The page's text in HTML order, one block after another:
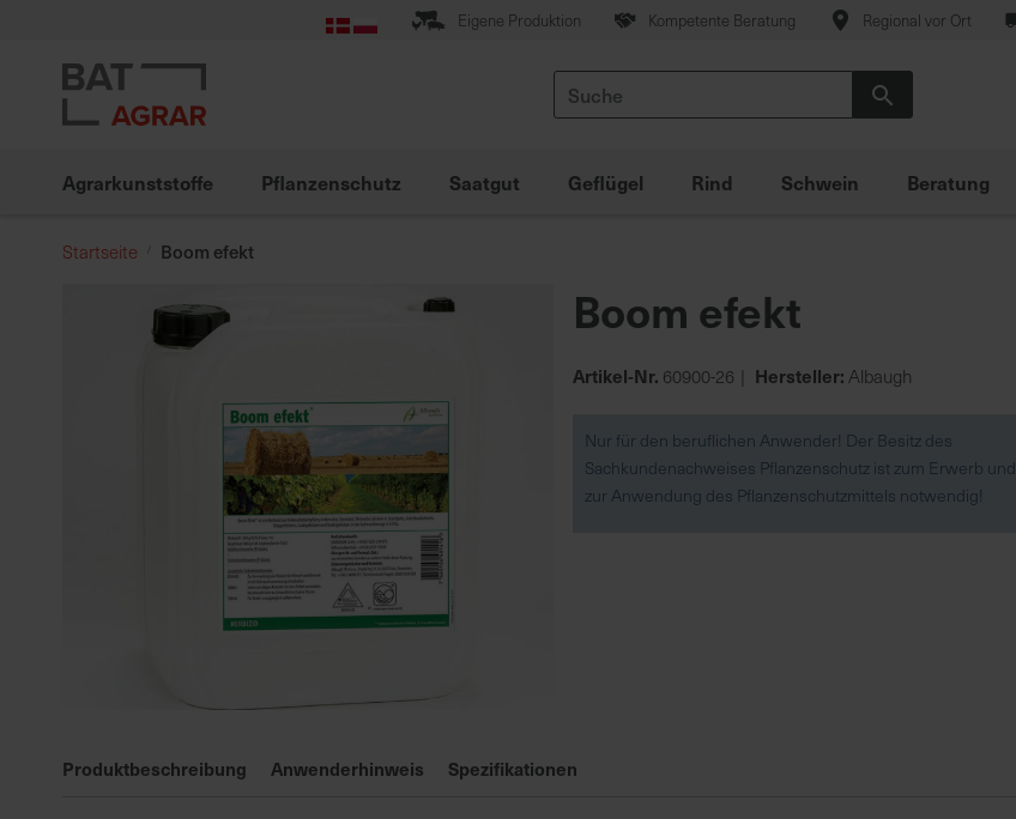
springen
Eigene Produktion Kompetente Beratung Regional vor Ort
Suche
Agrarkunststoffe Pflanzenschutz Saatgut Geflügel Rind Schwein Beratung
Startseite Boom efekt
der
Boom efekt
Artikel-Nr. 60900-26 Hersteller: Albaugh
Nur für den beruflichen Anwender! Der Besitz des
Sachkundenachweises Pflanzenschutz ist zum Erwerb und
zur Anwendung des Pflanzenschutzmittels notwendig!
Produktbeschreibung Anwenderhinweis Spezifikationen